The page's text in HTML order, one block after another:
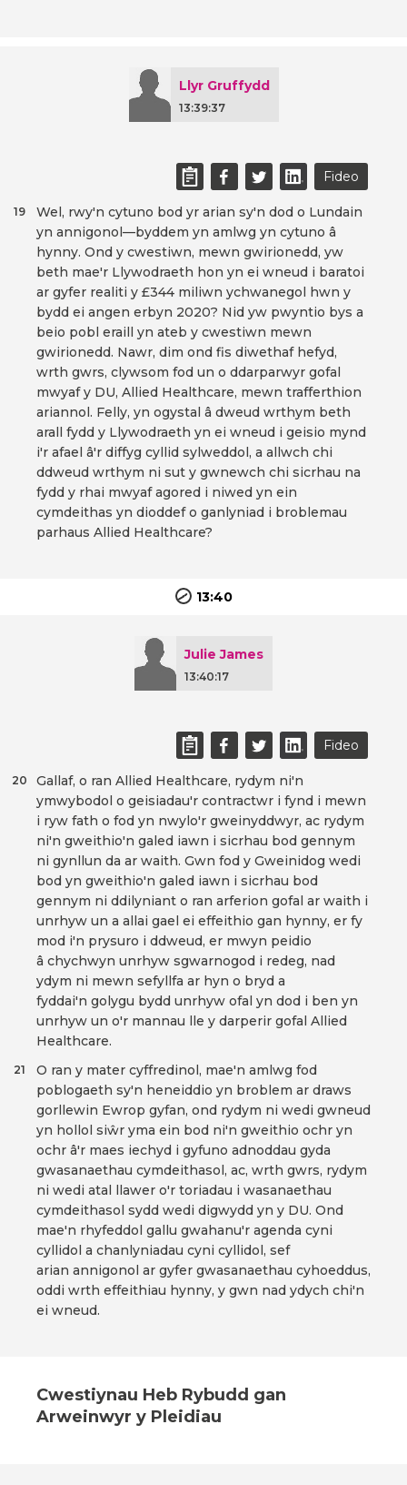
Llyr Gruffydd
13:39:37
Fideo
Wel, rwy'n cytuno bod yr arian sy'n dod o Lundain
yn annigonol—byddem yn amlwg yn cytuno â
hynny. Ond y cwestiwn, mewn gwirionedd, yw
beth mae'r Llywodraeth hon yn ei wneud i baratoi
ar gyfer realiti y £344 miliwn ychwanegol hwn y
bydd ei angen erbyn 2020? Nid yw pwyntio bys a
beio pobl eraill yn ateb y cwestiwn mewn
gwirionedd. Nawr, dim ond fis diwethaf hefyd,
wrth gwrs, clywsom fod un o ddarparwyr gofal
mwyaf y DU, Allied Healthcare, mewn trafferthion
ariannol. Felly, yn ogystal â dweud wrthym beth
arall fydd y Llywodraeth yn ei wneud i geisio mynd
i'r afael â'r diffyg cyllid sylweddol, a allwch chi
ddweud wrthym ni sut y gwnewch chi sicrhau na
fydd y rhai mwyaf agored i niwed yn ein
cymdeithas yn dioddef o ganlyniad i broblemau
parhaus Allied Healthcare?
19
13:40
Julie James
13:40:17
Fideo
Gallaf, o ran Allied Healthcare, rydym ni'n
ymwybodol o geisiadau'r contractwr i fynd i mewn
i ryw fath o fod yn nwylo'r gweinyddwyr, ac rydym
ni'n gweithio'n galed iawn i sicrhau bod gennym
ni gynllun da ar waith. Gwn fod y Gweinidog wedi
bod yn gweithio'n galed iawn i sicrhau bod
gennym ni ddilyniant o ran arferion gofal ar waith i
unrhyw un a allai gael ei effeithio gan hynny, er fy
mod i'n prysuro i ddweud, er mwyn peidio
â chychwyn unrhyw sgwarnogod i redeg, nad
ydym ni mewn sefyllfa ar hyn o bryd a
fyddai'n golygu bydd unrhyw ofal yn dod i ben yn
unrhyw un o'r mannau lle y darperir gofal Allied
Healthcare.
20
O ran y mater cyffredinol, mae'n amlwg fod
poblogaeth sy'n heneiddio yn broblem ar draws
gorllewin Ewrop gyfan, ond rydym ni wedi gwneud
yn hollol siŵr yma ein bod ni'n gweithio ochr yn
ochr â'r maes iechyd i gyfuno adnoddau gyda
gwasanaethau cymdeithasol, ac, wrth gwrs, rydym
ni wedi atal llawer o'r toriadau i wasanaethau
cymdeithasol sydd wedi digwydd yn y DU. Ond
mae'n rhyfeddol gallu gwahanu'r agenda cyni
cyllidol a chanlyniadau cyni cyllidol, sef
arian annigonol ar gyfer gwasanaethau cyhoeddus,
oddi wrth effeithiau hynny, y gwn nad ydych chi'n
ei wneud.
21
Cwestiynau Heb Rybudd gan
Arweinwyr y Pleidiau